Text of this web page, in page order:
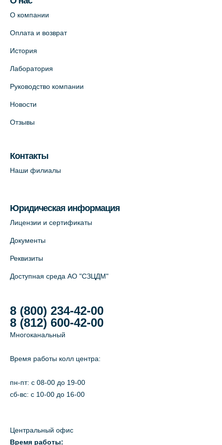
О компании
Оплата и возврат
История
Лаборатория
Руководство компании
Новости
Отзывы
Контакты
Наши филиалы
Юридическая информация
Лицензии и сертификаты
Документы
Реквизиты
Доступная среда АО "СЗЦДМ"
8 (800) 234-42-00
8 (812) 600-42-00
Многоканальный
Время работы колл центра:
пн-пт: c 08-00 до 19-00
сб-вс: с 10-00 до 16-00
Центральный офис
Время работы: